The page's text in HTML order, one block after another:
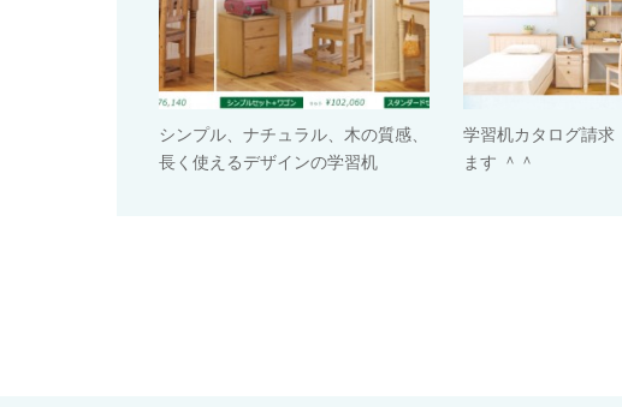
シンプル、ナチュラル、木の質感、
長く使えるデザインの学習机
学習机カタログ請
ます ＾＾